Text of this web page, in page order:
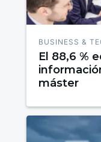
BUSINESS &
El 88,6 %
máster